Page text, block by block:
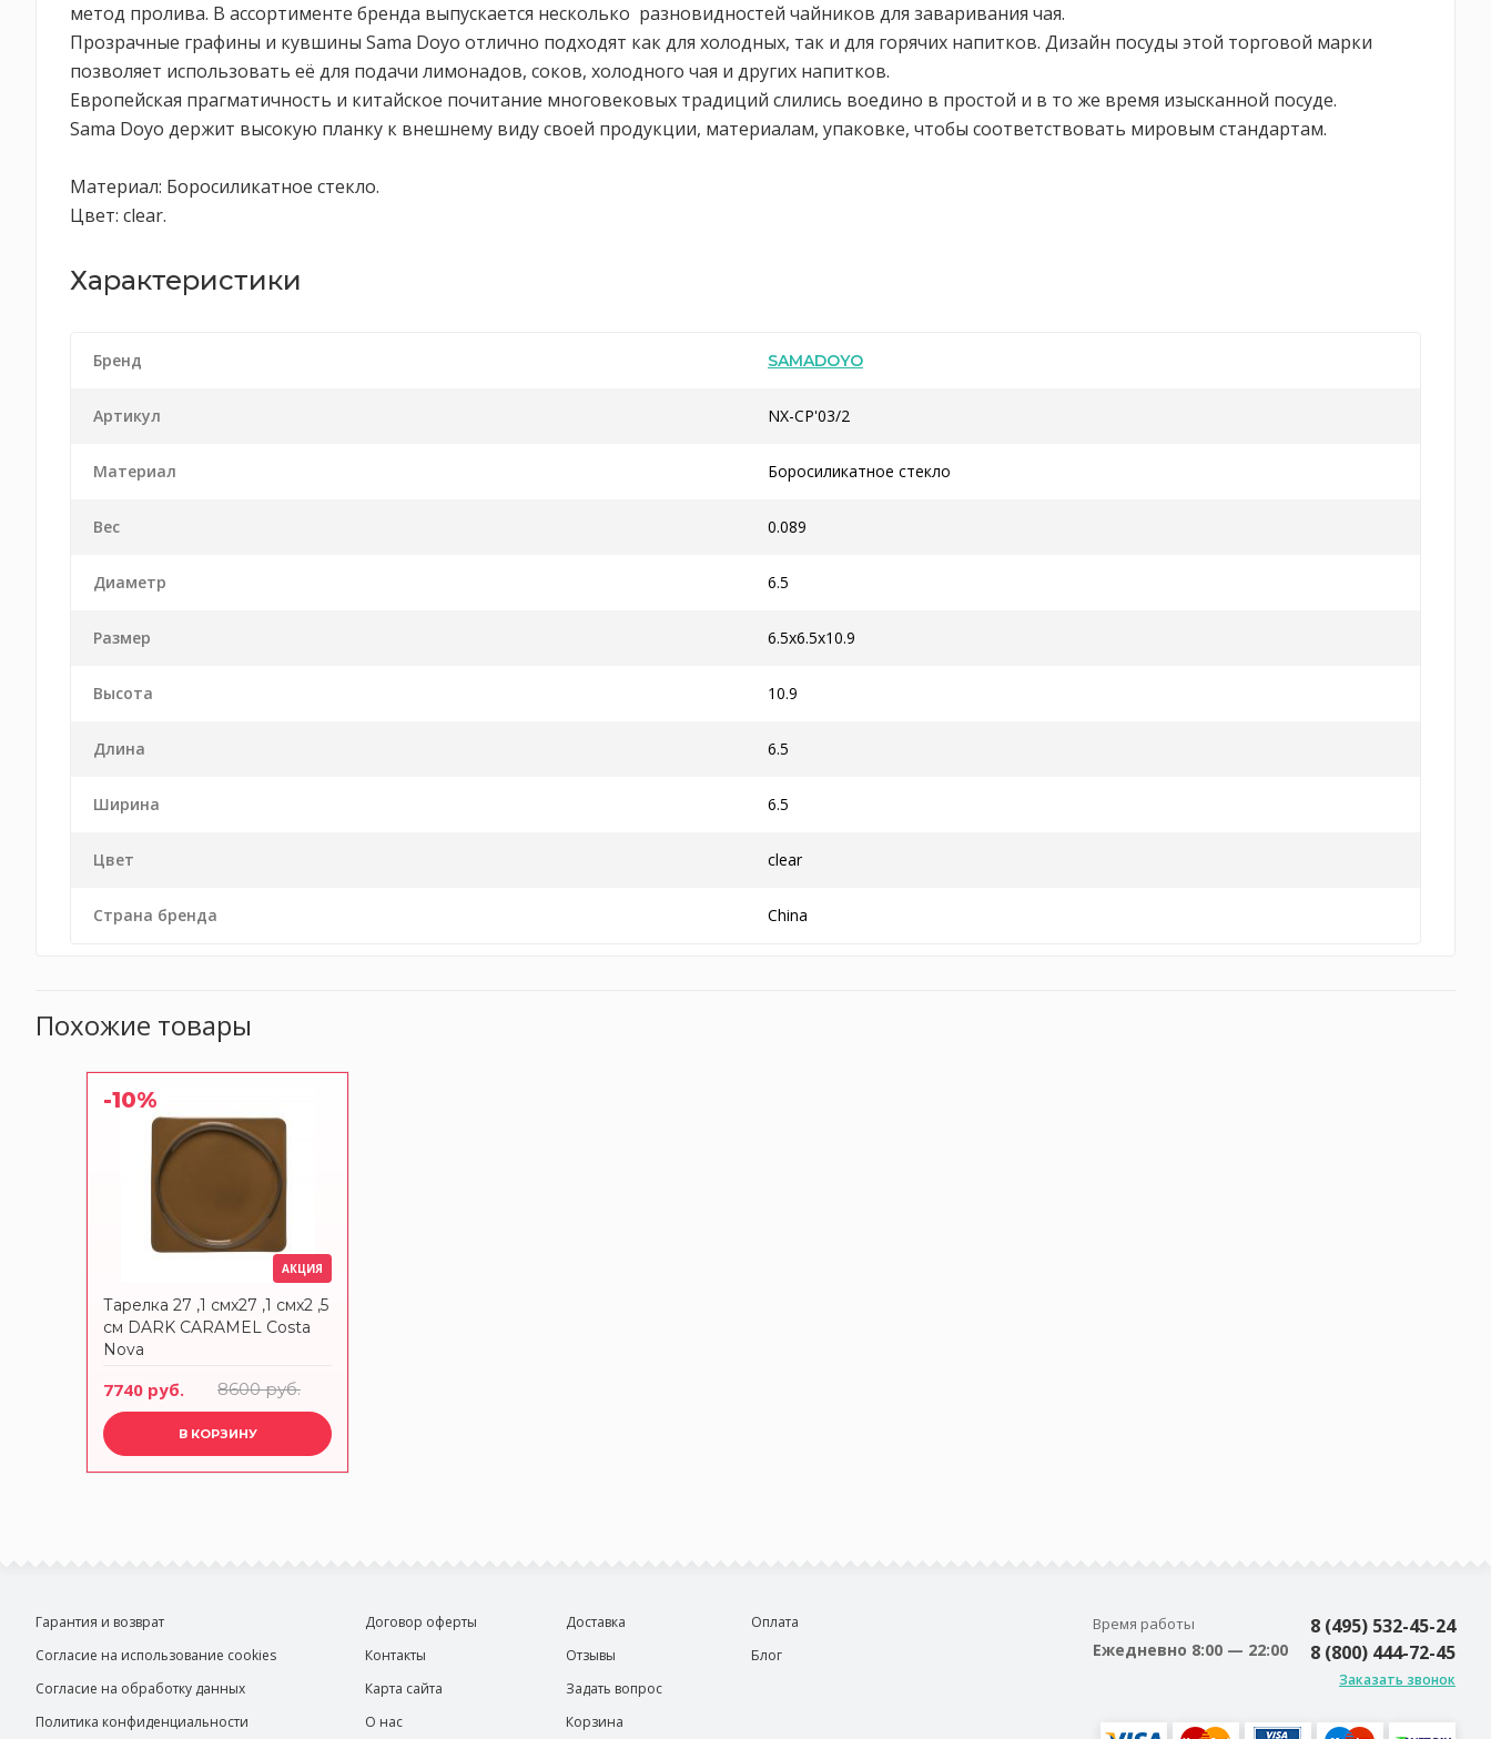
метод пролива. В ассортименте бренда выпускается несколько разновидностей чайников для заваривания чая.
Прозрачные графины и кувшины Sama Doyo отлично подходят как для холодных, так и для горячих напитков. Дизайн посуды этой торговой марки
позволяет использовать её для подачи лимонадов, соков, холодного чая и других напитков.
Европейская прагматичность и китайское почитание многовековых традиций слились воедино в простой и в то же время изысканной посуде.
Sama Doyo держит высокую планку к внешнему виду своей продукции, материалам, упаковке, чтобы соответствовать мировым стандартам.
Материал: Боросиликатное стекло.
Цвет: clear.
Характеристики
Бренд SAMADOYO
Артикул NX-CP'03/2
Материал Боросиликатное стекло
Вес 0.089
Диаметр 6.5
Размер 6.5x6.5x10.9
Высота 10.9
Длина 6.5
Ширина 6.5
Цвет clear
Страна бренда China
Похожие товары
-10%
АКЦИЯ
Тарелка 27 ,1 смx27 ,1 смx2 ,5
см DARK CARAMEL Costa
Nova
7740 руб. 8600 руб.
В КОРЗИНУ
Гарантия и возврат
Согласие на использование cookies
Согласие на обработку данных
Политика конфиденциальности
Договор оферты
Контакты
Карта сайта
О нас
Доставка
Отзывы
Задать вопрос
Корзина
Оплата
Блог
Время работы
Ежедневно 8:00 — 22:00
8 (495) 532-45-24
8 (800) 444-72-45
Заказать звонок